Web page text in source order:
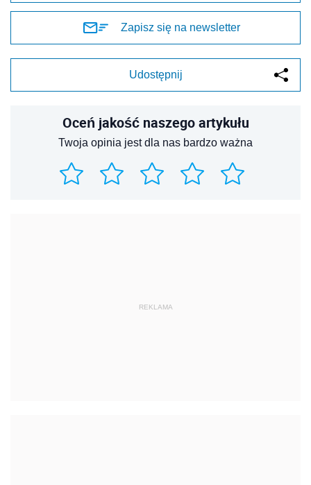
Zapisz się na newsletter
Udostępnij
Oceń jakość naszego artykułu
Twoja opinia jest dla nas bardzo ważna
REKLAMA